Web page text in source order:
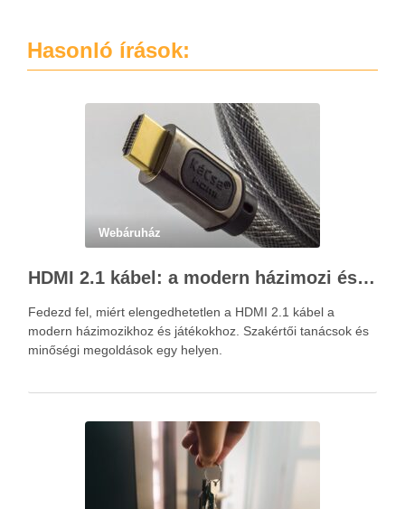
Hasonló írások:
Webáruház
HDMI 2.1 kábel: a modern házimozi és játékok alapja – Kácsa Audió megoldások
Fedezd fel, miért elengedhetetlen a HDMI 2.1 kábel a
modern házimozikhoz és játékokhoz. Szakértői tanácsok és
minőségi megoldások egy helyen.